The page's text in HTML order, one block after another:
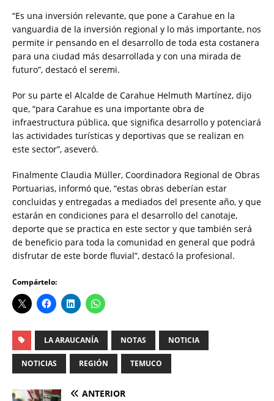
“Es una inversión relevante, que pone a Carahue en la
vanguardia de la inversión regional y lo más importante, nos
permite ir pensando en el desarrollo de toda esta costanera
para una ciudad más desarrollada y con una mirada de
futuro”, destacó el seremi.
Por su parte el Alcalde de Carahue Helmuth Martínez, dijo
que, “para Carahue es una importante obra de
infraestructura pública, que significa desarrollo y potenciará
las actividades turísticas y deportivas que se realizan en
este sector”, aseveró.
Finalmente Claudia Müller, Coordinadora Regional de Obras
Portuarias, informó que, “estas obras deberían estar
concluidas y entregadas a mediados del presente año, y que
estarán en condiciones para el desarrollo del canotaje,
deporte que se practica en este sector y que también será
de beneficio para toda la comunidad en general que podrá
disfrutar de este borde fluvial”, destacó la profesional.
Compártelo:
LA ARAUCANÍA NOTAS NOTICIA
NOTICIAS REGIÓN TEMUCO
ANTERIOR